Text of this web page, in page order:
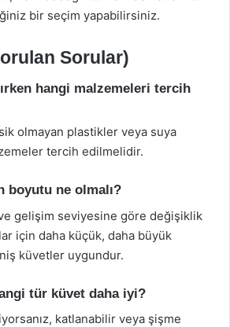
bir seçim yapabilirsiniz.
Sorular)
hangi malzemeleri tercih
olmayan plastikler veya suya
tercih edilmelidir.
boyutu ne olmalı?
gelişim seviyesine göre değişiklik
için daha küçük, daha büyük
küvetler uygundur.
tür küvet daha iyi?
katlanabilir veya şişme